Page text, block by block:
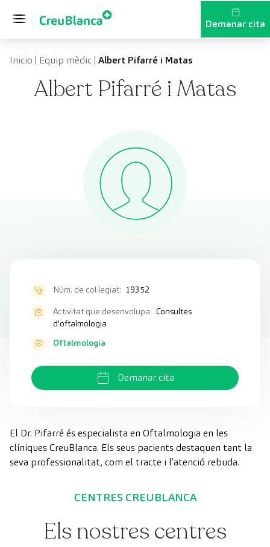
Demanar cita
Inicio | Equip mèdic| Albert Pifarré i Matas
Albert Pifarré i Matas
Núm. de col·legiat: 19352
Activitat que desenvolupa: Consultes
d'oftalmologia
Oftalmologia
Demanar cita
El Dr. Pifarré és especialista en Oftalmologia en les
clíniques CreuBlanca. Els seus pacients destaquen tant la
seva professionalitat, com el tracte i l’atenció rebuda.
CENTRES CREUBLANCA
Els nostres centres